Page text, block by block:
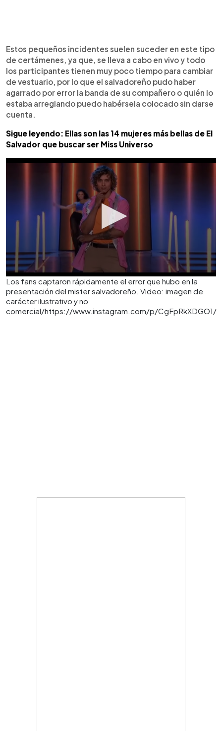
Estos pequeños incidentes suelen suceder en este tipo
de certámenes, ya que, se lleva a cabo en vivo y todo
los participantes tienen muy poco tiempo para cambiar
de vestuario, por lo que el salvadoreño pudo haber
agarrado por error la banda de su compañero o quién lo
estaba arreglando puedo habérsela colocado sin darse
cuenta.
Sigue leyendo: Ellas son las 14 mujeres más bellas de El
Salvador que buscar ser Miss Universo
Los fans captaron rápidamente el error que hubo en la
presentación del mister salvadoreño. Video: imagen de
carácter ilustrativo y no
comercial/https://www.instagram.com/p/CgFpRkXDGO1/